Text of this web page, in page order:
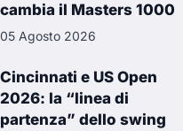
cambia il Masters 1000
05 Agosto 2026
Cincinnati e US Open
2026: la “linea di
partenza” dello swing